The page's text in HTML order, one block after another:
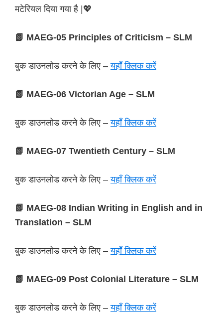
मटेरियल दिया गया है |💖
📗 MAEG-05 Principles of Criticism – SLM
बुक डाउनलोड करने के लिए –यहाँ क्लिक करें
📗 MAEG-06 Victorian Age – SLM
बुक डाउनलोड करने के लिए –यहाँ क्लिक करें
📗 MAEG-07 Twentieth Century – SLM
बुक डाउनलोड करने के लिए –यहाँ क्लिक करें
📗 MAEG-08 Indian Writing in English and in
Translation – SLM
बुक डाउनलोड करने के लिए –यहाँ क्लिक करें
📗 MAEG-09 Post Colonial Literature – SLM
बुक डाउनलोड करने के लिए –यहाँ क्लिक करें